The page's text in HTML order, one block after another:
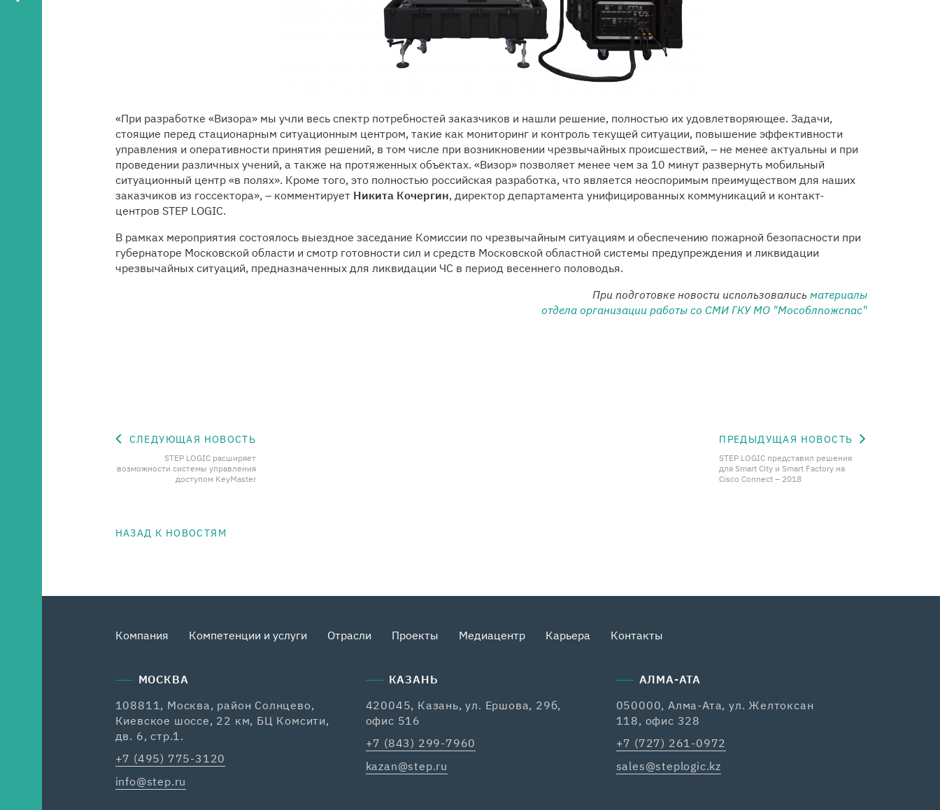
«При разработке «Визора» мы учли весь спектр потребностей заказчиков и нашли решение, полностью их удовлетворяющее. Задачи,
стоящие перед стационарным ситуационным центром, такие как мониторинг и контроль текущей ситуации, повышение эффективности
управления и оперативности принятия решений, в том числе при возникновении чрезвычайных происшествий, – не менее актуальны и при
проведении различных учений, а также на протяженных объектах. «Визор» позволяет менее чем за 10 минут развернуть мобильный
ситуационный центр «в полях». Кроме того, это полностью российская разработка, что является неоспоримым преимуществом для наших
заказчиков из госсектора», – комментирует Никита Кочергин, директор департамента унифицированных коммуникаций и контакт-
центров STEP LOGIC.
В рамках мероприятия состоялось выездное заседание Комиссии по чрезвычайным ситуациям и обеспечению пожарной безопасности при
губернаторе Московской области и смотр готовности сил и средств Московской областной системы предупреждения и ликвидации
чрезвычайных ситуаций, предназначенных для ликвидации ЧС в период весеннего половодья.
При подготовке новости использовались материалы
отдела организации работы со СМИ ГКУ МО "Мособлпожспас"
СЛЕДУЮЩАЯ НОВОСТЬ
STEP LOGIC расширяет
возможности системы управления
доступом KeyMaster
ПРЕДЫДУЩАЯ НОВОСТЬ
STEP LOGIC представил решения
для Smart City и Smart Factory на
Cisco Connect – 2018
НАЗАД К НОВОСТЯМ
Компания Компетенции и услуги Отрасли Проекты Медиацентр Карьера Контакты
МОСКВА
108811, Москва, район Солнцево,
Киевское шоссе, 22 км, БЦ Комсити,
дв. 6, стр.1.
+7 (495) 775-3120
info@step.ru
КАЗАНЬ
420045, Казань, ул. Ершова, 29б,
офис 516
+7 (843) 299-7960
kazan@step.ru
АЛМА-АТА
050000, Алма-Ата, ул. Желтоксан
118, офис 328
+7 (727) 261-0972
sales@steplogic.kz